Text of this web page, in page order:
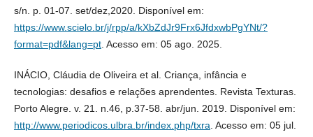
s/n. p. 01-07. set/dez,2020. Disponível em:
https://www.scielo.br/j/rpp/a/kXbZdJr9Frx6JfdxwbPgYNt/?
format=pdf&lang=pt. Acesso em: 05 ago. 2025.
INÁCIO, Cláudia de Oliveira et al. Criança, infância e
tecnologias: desafios e relações aprendentes. Revista Texturas.
Porto Alegre. v. 21. n.46, p.37-58. abr/jun. 2019. Disponível em:
http://www.periodicos.ulbra.br/index.php/txra . Acesso em: 05 jul.